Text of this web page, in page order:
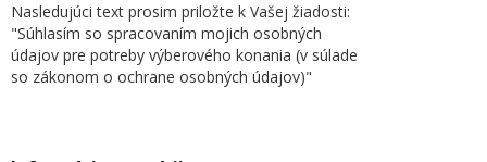
Nasledujúci text prosim priložte k Vašej žiadosti:
"Súhlasím so spracovaním mojich osobných
údajov pre potreby výberového konania (v súlade
so zákonom o ochrane osobných údajov)"